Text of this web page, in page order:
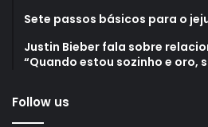
Sete passos básicos para o
Justin Bieber fala sobre
“Quando estou sozinho e oro,
Follow us